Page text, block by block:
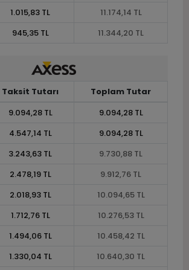
1.015,83 TL
11.174,14 TL
945,35 TL 11.344,20 TL
Taksit Tutarı
Toplam Tutar
9.094,28 TL
9.094,28 TL
4.547,14 TL
9.094,28 TL
3.243,63 TL
9.730,88 TL
2.478,19 TL
9.912,76 TL
2.018,93 TL
10.094,65 TL
1.712,76 TL
10.276,53 TL
1.494,06 TL
10.458,42 TL
1.330,04 TL
10.640,30 TL